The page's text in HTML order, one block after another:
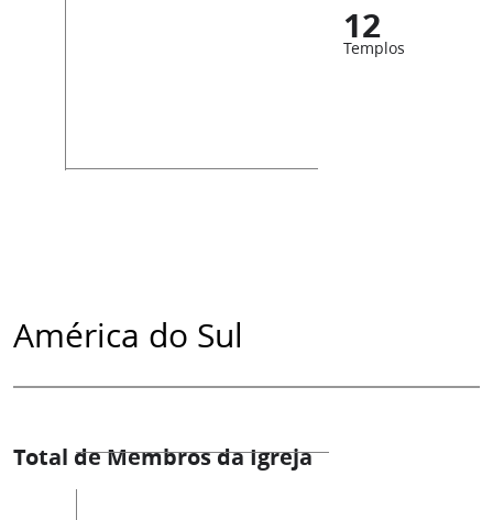
12
Templos
América do Sul
Total de Membros da Igreja